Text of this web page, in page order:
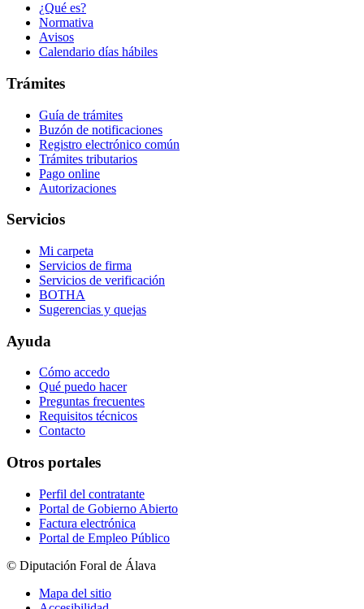
¿Qué es?
Normativa
Avisos
Calendario días hábiles
Trámites
Guía de trámites
Buzón de notificaciones
Registro electrónico común
Trámites tributarios
Pago online
Autorizaciones
Servicios
Mi carpeta
Servicios de firma
Servicios de verificación
BOTHA
Sugerencias y quejas
Ayuda
Cómo accedo
Qué puedo hacer
Preguntas frecuentes
Requisitos técnicos
Contacto
Otros portales
Perfil del contratante
Portal de Gobierno Abierto
Factura electrónica
Portal de Empleo Público
© Diputación Foral de Álava
Mapa del sitio